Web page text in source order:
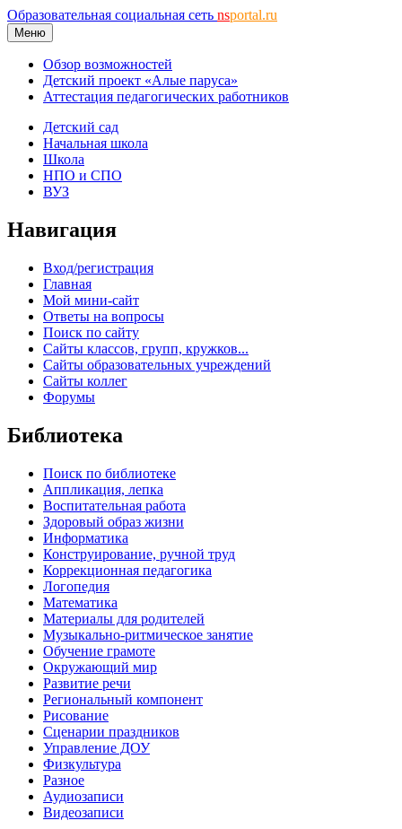
Образовательная социальная сеть nsportal.ru
Меню
Обзор возможностей
Детский проект «Алые паруса»
Аттестация педагогических работников
Детский сад
Начальная школа
Школа
НПО и СПО
ВУЗ
Навигация
Вход/регистрация
Главная
Мой мини-сайт
Ответы на вопросы
Поиск по сайту
Сайты классов, групп, кружков...
Сайты образовательных учреждений
Сайты коллег
Форумы
Библиотека
Поиск по библиотеке
Аппликация, лепка
Воспитательная работа
Здоровый образ жизни
Информатика
Конструирование, ручной труд
Коррекционная педагогика
Логопедия
Математика
Материалы для родителей
Музыкально-ритмическое занятие
Обучение грамоте
Окружающий мир
Развитие речи
Региональный компонент
Рисование
Сценарии праздников
Управление ДОУ
Физкультура
Разное
Аудиозаписи
Видеозаписи